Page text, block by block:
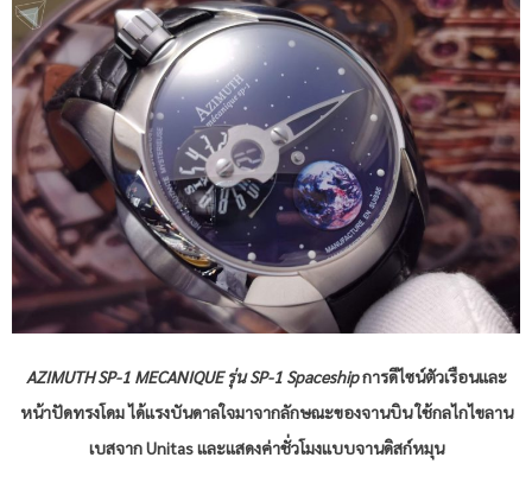
AZIMUTH SP-1 MECANIQUE รุ่น SP-1 Spaceshipการดีไซน์ตัวเรือนและ
หน้าปัดทรงโดม ได้แรงบันดาลใจมาจากลักษณะของจานบิน ใช้กลไกไขลาน
เบสจาก Unitas และแสดงค่าชั่วโมงแบบจานดิสก์หมุน